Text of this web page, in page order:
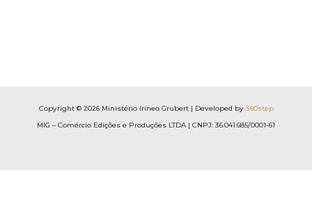
Copyright © 2026 Ministério Irineo Grubert | Developed by 360step
MIG – Comércio Edições e Produções LTDA | CNPJ: 36.041.685/0001-61